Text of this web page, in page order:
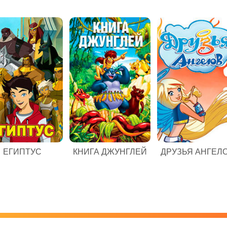
ЕГИПТУС КНИГА ДЖУНГЛЕЙ ДРУЗЬЯ